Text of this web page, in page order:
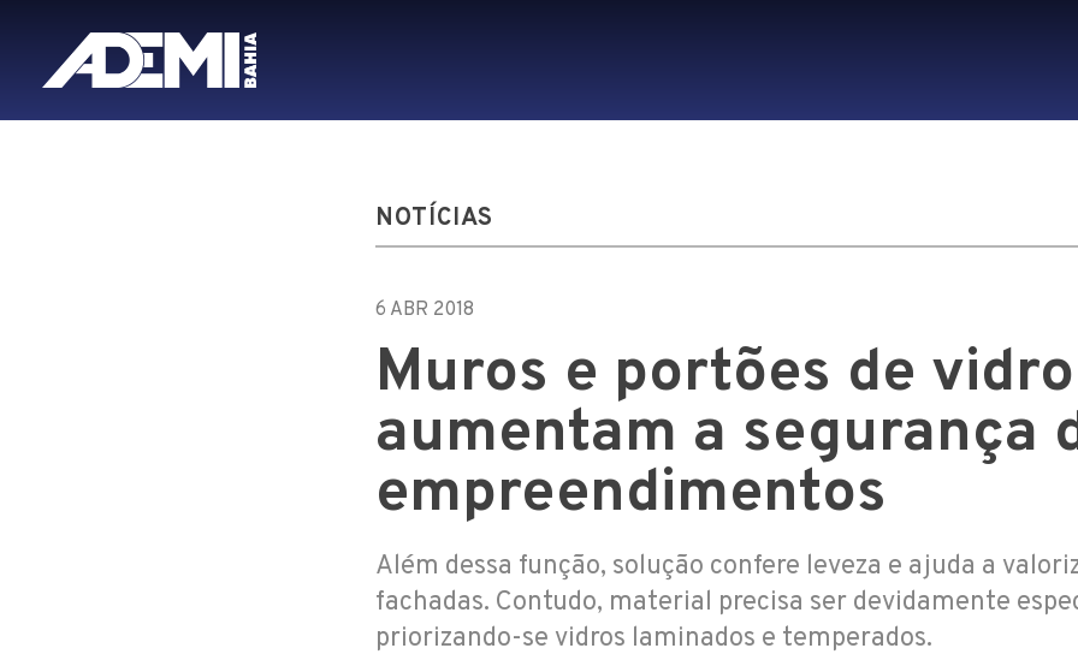
NOTÍCIAS
6 ABR 2018
Muros e portões de vidro
aumentam a segurança
empreendimentos
Além dessa função, solução confere leveza e ajuda a
fachadas. Contudo, material precisa ser devidamente
priorizando-se vidros laminados e temperados.